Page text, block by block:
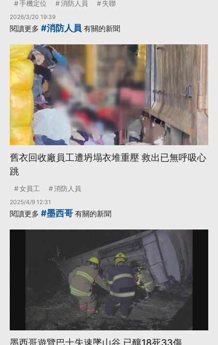
手機定位 消防人員 失聯
2026/3/20 19:39
閱讀更多 #消防人員 有關的新聞
舊衣回收廠員工遭坍塌衣堆重壓 救出已無呼吸心
跳
女員工 消防人員
2025/4/9 12:31
閱讀更多 #墨西哥 有關的新聞